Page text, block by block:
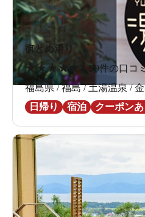
御とめ湯り
★ ★★ ★ ★ 3.89件の口コ
福島県 / 福島 / 土湯温泉 /
日帰り
宿泊 クーポンあ